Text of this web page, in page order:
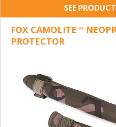
SEE
FOX CAMOLITE™
PROTECTOR